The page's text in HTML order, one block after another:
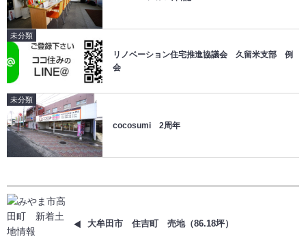
未分類
リノベーション住宅推進協議会 久留米支部 例
会
未分類
cocosumi 2周年
大牟田市 住吉町 売地（86.18坪）